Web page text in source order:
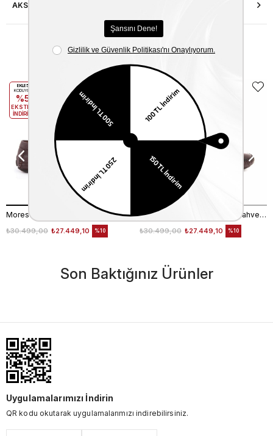
AKSESUAR ONARIMI
Benzer Ürünler
Moreschi Erkek Hakiki Deri Kauçuk Taban Kahverengi Loafer Konforlu Ayakkabı
₺27.449,10
₺30.499,00 %10
EKLE5
KODUYLA
%5
EKSTRA
İNDİRİM
Moreschi Erkek Hakiki Deri Kahverengi Loafer Konforlu Ayakkabı
₺27.449,10
₺30.499,00 %10
EKSTRA
İNDİRİM
Son Baktığınız Ürünler
Uygulamalarımızı İndirin
QR kodu okutarak uygulamalarımızı indirebilirsiniz.